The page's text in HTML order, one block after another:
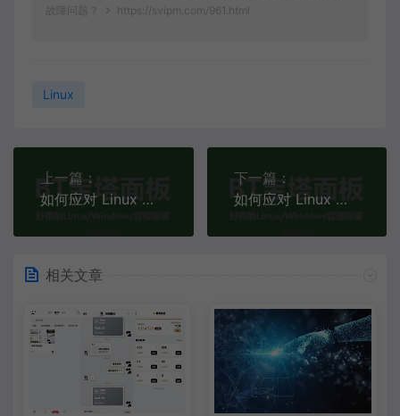
故障问题？
https://svipm.com/961.html
Linux
上一篇：
如何应对 Linux 系统中日志文件丢失和损坏问题？
下一篇：
如何应对 Linux 系统时间不准问题？
相关文章